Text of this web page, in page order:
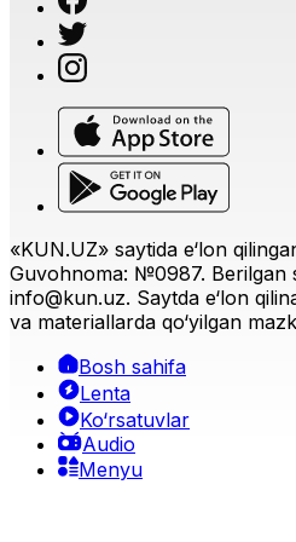
«KUN.UZ» saytida e‘lon
Guvohnoma: №0987. Berilgan
info@kun.uz. Saytda e‘lon
va materiallarda qo‘yilgan
Bosh sahifa
Lenta
Ko‘rsatuvlar
Audio
Menyu